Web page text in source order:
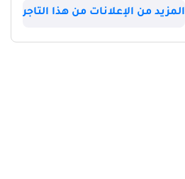
المزيد من الإعلانات من هذا التاجر